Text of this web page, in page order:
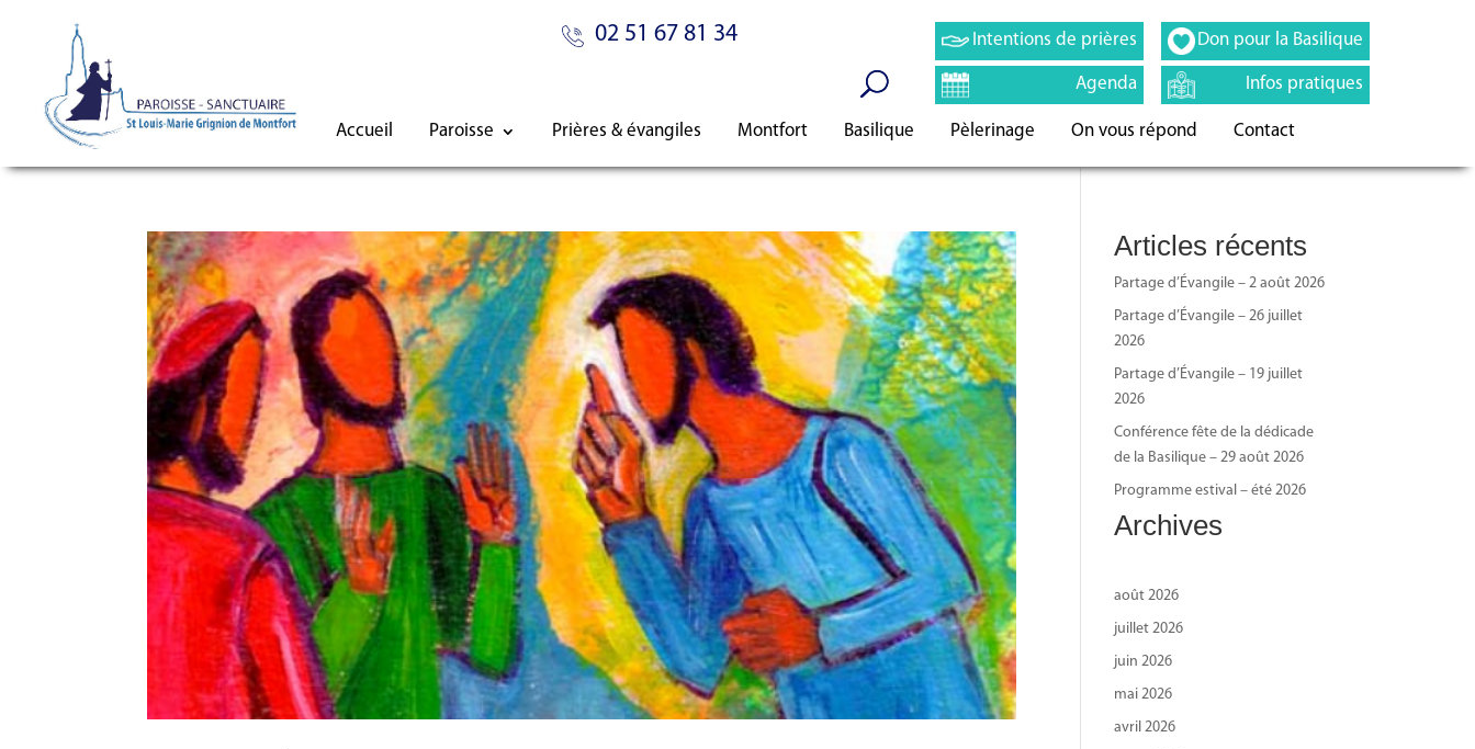
02 51 67 81 34 Intentions de prières
Agenda
Don pour la Basilique
Infos pratiques
Accueil Paroisse Prières & évangiles Montfort Basilique Pèlerinage On vous répond Contact
Articles récents
Partage d’Évangile – 2 août 2026
Partage d’Évangile – 26 juillet
2026
Partage d’Évangile – 19 juillet
2026
Conférence fête de la dédicade
de la Basilique – 29 août 2026
Programme estival – été 2026
Archives
août 2026
juillet 2026
juin 2026
mai 2026
avril 2026